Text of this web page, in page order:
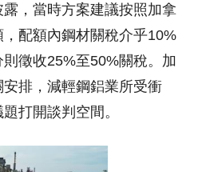
露，當時方案建議按照加拿
配額內鋼材關稅介乎10%
徵收25%至50%關稅。加
排，減輕鋼鋁業所受衝
打開談判空間。